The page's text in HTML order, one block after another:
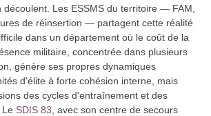
découlent. Les ESSMS du territoire — FAM,
de réinsertion — partagent cette réalité
dans un département où le coût de la
militaire, concentrée dans plusieurs
génère ses propres dynamiques
d'élite à forte cohésion interne, mais
des cycles d'entraînement et des
SDIS 83 , avec son centre de secours